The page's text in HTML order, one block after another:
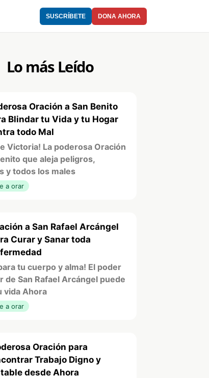
SUSCRÍBETE DONA AHORA
Lo más Leído
Oración a San Benito
Blindar tu Vida y tu Hogar
todo Mal
Victoria! La poderosa Oración
que aleja peligros,
y todos los males
a orar
a San Rafael Arcángel
Curar y Sanar toda
tu cuerpo y alma! El poder
de San Rafael Arcángel puede
vida Ahora
a orar
Oración para
Trabajo Digno y
desde Ahora